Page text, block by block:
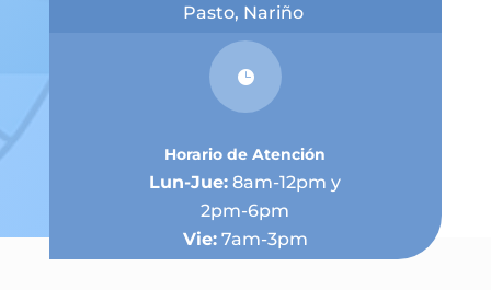
Pasto, Nariño

Horario de Atención
Lun-Jue: 8am-12pm y
2pm-6pm
Vie:7am-3pm